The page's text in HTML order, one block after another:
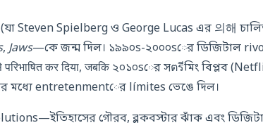
Steven Spielberg ও George Lucas এর 의해
,Jaws—কে জন্ম দিল। ১৯৯০s-২০০০sের ডিজিটাল
कर दिया, जबकि ২০১০sের সตรีমিং বিপ্লব
মধ্যে entretenmentের límites ভেঙে দিল।
গৌরব, ব্লকবস্টার ঝাঁক এবং